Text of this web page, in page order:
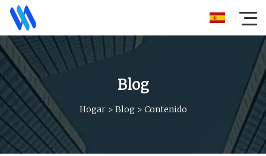
Blog
Hogar> Blog > Contenido